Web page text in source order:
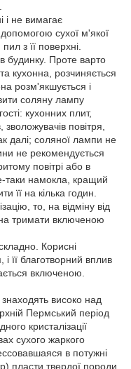
і не вимагає
сухої м'якої
з її поверхні.
будинку. Проте варто
кухонна, розчиняється
розм'якшується і
соляну лампу
кухонних плит,
повітря,
далі; соляної лампи не
не рекомендується
повітрі або в
таки намокла, кращий
її на кілька годин.
то, на відміну від
тримати включеною
Корисні
і її благотворний вплив
включеною.
високо над
Пермський період
кристалізації
сухого жаркого
в потужні
пласти твердої породи